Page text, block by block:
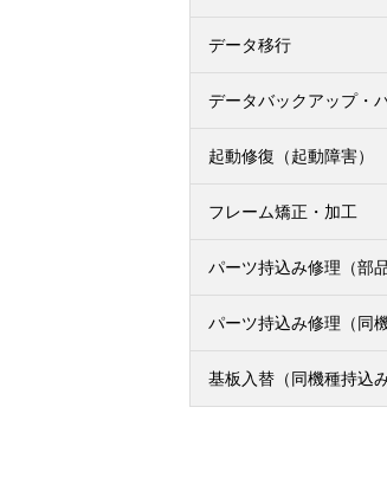
データ移行
データバックアップ・
起動修復（起動障害）
フレーム矯正・加工
パーツ持込み修理（部
パーツ持込み修理（同
基板入替（同機種持込み